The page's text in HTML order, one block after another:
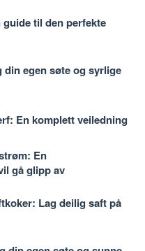
til den perfekte
egen søte og syrlige
En komplett veiledning
En
gå glipp av
Lag deilig saft på